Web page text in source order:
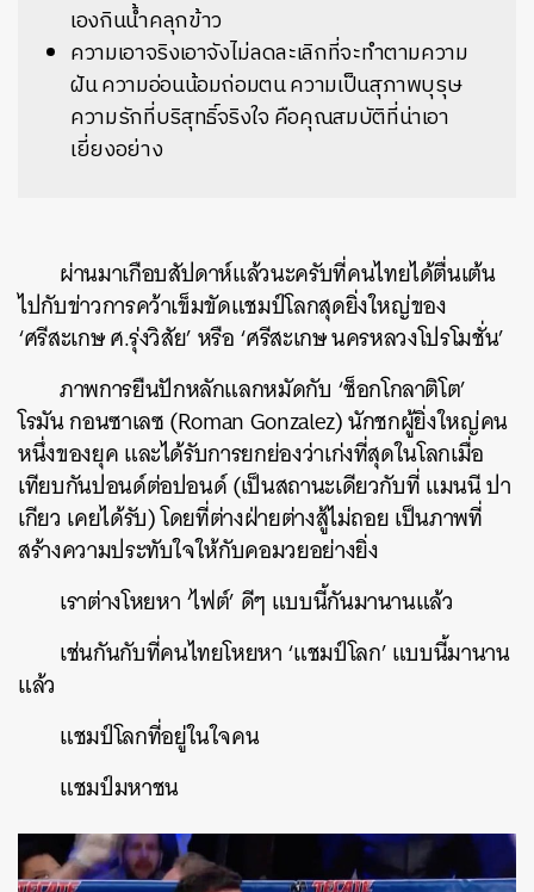
เองกินน้ำคลุกข้าว
ความเอาจริงเอาจังไม่ลดละเลิกที่จะทำตามความ
ฝัน ความอ่อนน้อมถ่อมตน ความเป็นสุภาพบุรุษ
ความรักที่บริสุทธิ์จริงใจ คือคุณสมบัติที่น่าเอา
เยี่ยงอย่าง
ผ่านมาเกือบสัปดาห์แล้วนะครับที่คนไทยได้ตื่นเต้น
ไปกับข่าวการคว้าเข็มขัดแชมป์โลกสุดยิ่งใหญ่ของ
‘ศรีสะเกษ ศ.รุ่งวิสัย’ หรือ ‘ศรีสะเกษ นครหลวงโปรโมชั่น’
ภาพการยืนปักหลักแลกหมัดกับ ‘ช็อกโกลาติโต’
โรมัน กอนซาเลซ (Roman Gonzalez) นักชกผู้ยิ่งใหญ่คน
หนึ่งของยุค และได้รับการยกย่องว่าเก่งที่สุดในโลกเมื่อ
เทียบกันปอนด์ต่อปอนด์ (เป็นสถานะเดียวกับที่ แมนนี ปา
เกียว เคยได้รับ) โดยที่ต่างฝ่ายต่างสู้ไม่ถอย เป็นภาพที่
สร้างความประทับใจให้กับคอมวยอย่างยิ่ง
เราต่างโหยหา ‘ไฟต์’ ดีๆ แบบนี้กันมานานแล้ว
เช่นกันกับที่คนไทยโหยหา ‘แชมป์โลก’ แบบนี้มานาน
แล้ว
แชมป์โลกที่อยู่ในใจคน
แชมป์มหาชน